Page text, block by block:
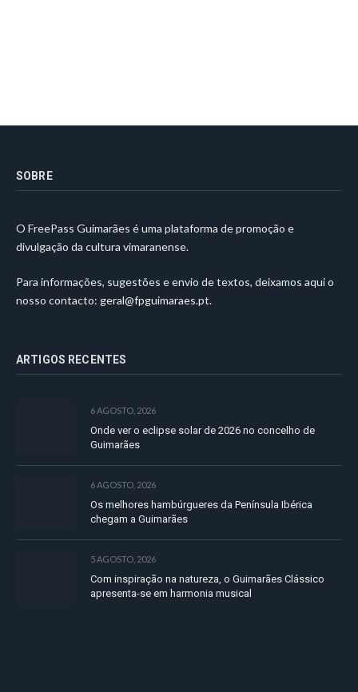
SOBRE
O FreePass Guimarães é uma plataforma de promoção e
divulgação da cultura vimaranense.
Para informações, sugestões e envio de textos, deixamos aqui o
nosso contacto: geral@fpguimaraes.pt.
ARTIGOS RECENTES
6 AGOSTO, 2026
Onde ver o eclipse solar de 2026 no concelho de
Guimarães
6 AGOSTO, 2026
Os melhores hambúrgueres da Península Ibérica
chegam a Guimarães
5 AGOSTO, 2026
Com inspiração na natureza, o Guimarães Clássico
apresenta-se em harmonia musical